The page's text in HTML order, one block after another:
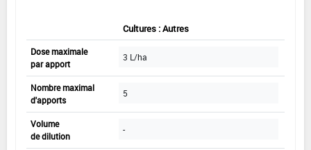
Cultures : Autres
Dose maximale
par apport
3 L/ha
Nombre maximal
d'apports
5
Volume
de dilution
-